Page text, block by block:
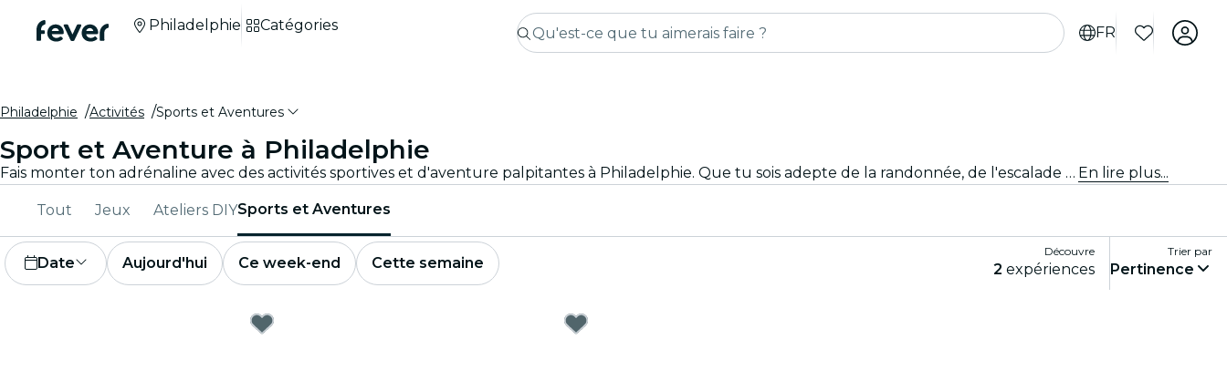
FR
Philadelphie Catégories
Philadelphie Activités Sports et Aventures
Sport et Aventure à Philadelphie
Fais monter ton adrénaline avec des activités sportives et d'aventure palpitantes à Philadelphie. Que tu sois adepte de la randonnée, de l'escalade ou des sports extrêmes, nous avons ce qu'il te faut. En lire plus...
Tout Jeux Ateliers DIYSports et Aventures
Date Aujourd'hui Ce week-end Cette semaine
Découvre
2 expériences
Trier par
Pertinence